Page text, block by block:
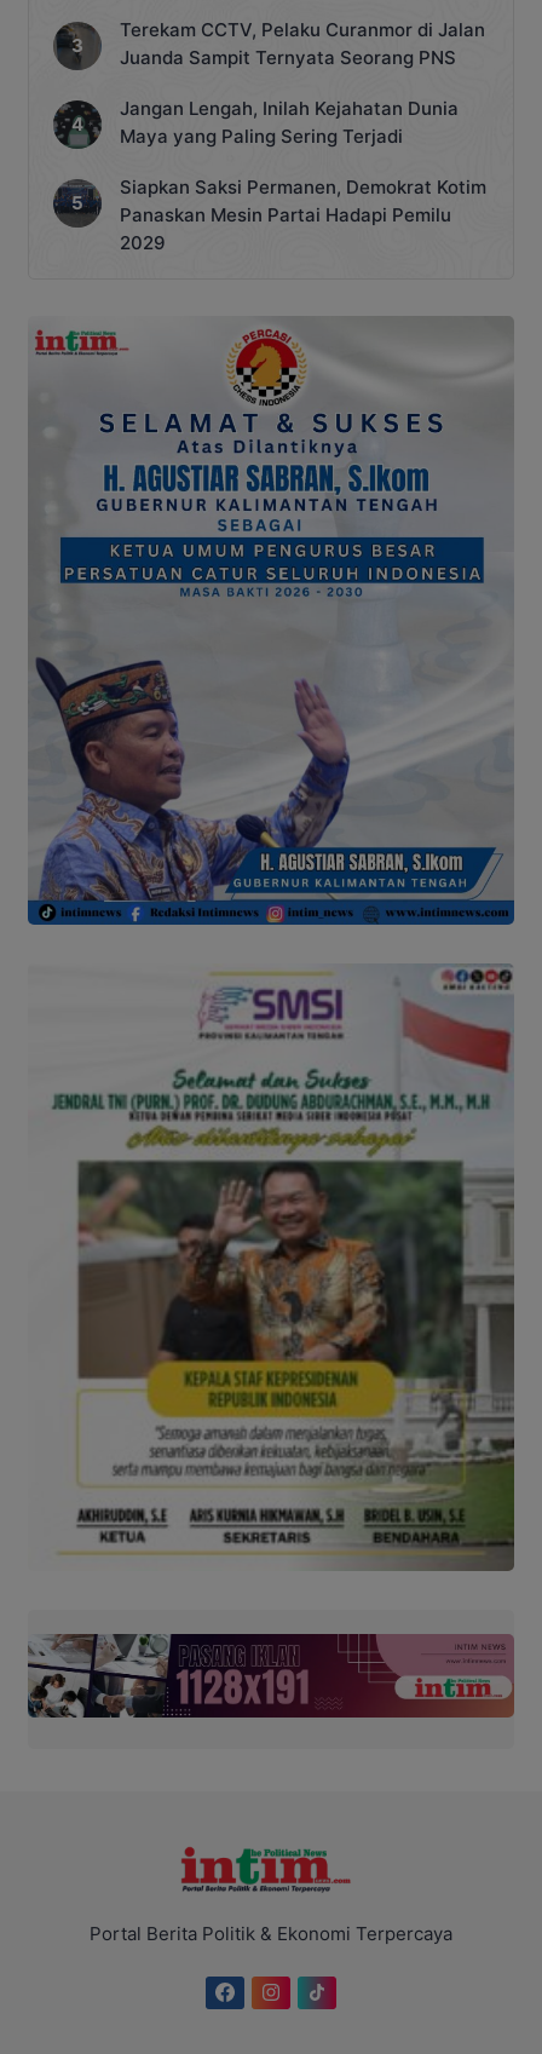
Terekam CCTV, Pelaku Curanmor di Jalan
Juanda Sampit Ternyata Seorang PNS
Jangan Lengah, Inilah Kejahatan Dunia
Maya yang Paling Sering Terjadi
Siapkan Saksi Permanen, Demokrat Kotim
Panaskan Mesin Partai Hadapi Pemilu
2029
Portal Berita Politik & Ekonomi Terpercaya